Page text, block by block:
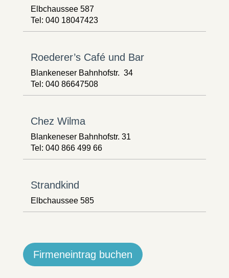
Elbchaussee 587
Tel: 040 18047423
Roederer’s Café und Bar
Blankeneser Bahnhofstr. 34
Tel: 040 86647508
Chez Wilma
Blankeneser Bahnhofstr. 31
Tel: 040 866 499 66
Strandkind
Elbchaussee 585
Firmeneintrag buchen